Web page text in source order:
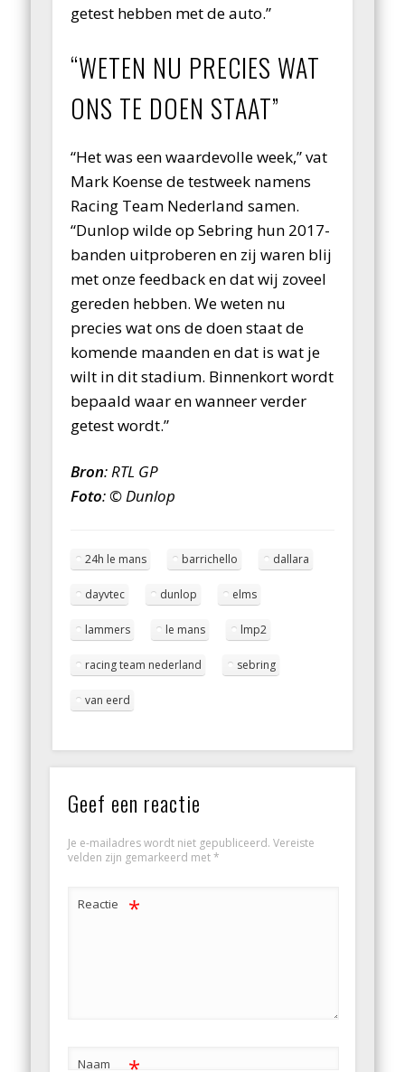
getest hebben met de auto.”
“WETEN NU PRECIES WAT
ONS TE DOEN STAAT”
“Het was een waardevolle week,” vat
Mark Koense de testweek namens
Racing Team Nederland samen.
“Dunlop wilde op Sebring hun 2017-
banden uitproberen en zij waren blij
met onze feedback en dat wij zoveel
gereden hebben. We weten nu
precies wat ons de doen staat de
komende maanden en dat is wat je
wilt in dit stadium. Binnenkort wordt
bepaald waar en wanneer verder
getest wordt.”
Bron: RTL GP
Foto: © Dunlop
24h le mans barrichello dallara
dayvtec dunlop elms
lammers le mans lmp2
racing team nederland sebring
van eerd
Geef een reactie
Je e-mailadres wordt niet gepubliceerd. Vereiste
velden zijn gemarkeerd met*
Reactie *
Naam